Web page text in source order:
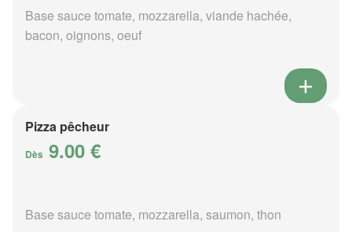
Base sauce tomate, mozzarella, viande hachée,
bacon, oignons, oeuf
Pizza pêcheur
Dès 9.00 €
Base sauce tomate, mozzarella, saumon, thon